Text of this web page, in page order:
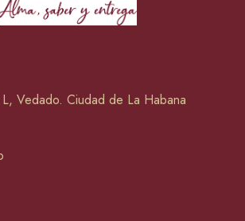
Vedado. Ciudad de La Habana